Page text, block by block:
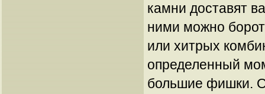
камни доставят
ними можно
или хитрых
определенный
большие фишки.